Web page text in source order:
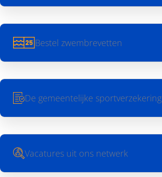
Bestel zwembrevetten
De gemeentelijke sportverzekering
Vacatures uit ons netwerk